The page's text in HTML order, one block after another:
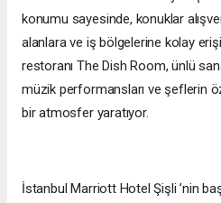
konumu sayesinde, konuklar
alanlara ve iş bölgelerine kolay
restoranı The Dish Room, ünlü
müzik performansları ve şeflerin
bir atmosfer yaratıyor.
İstanbul Marriott Hotel Şişli ’nin